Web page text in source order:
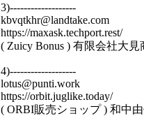
3)-------------------
kbvqtkhr@landtake.com
https://maxask.techport.rest/
( Zuicy Bonus ) 有限会社大
4)-------------------
lotus@punti.work
https://orbit.juglike.today/
( ORBI販売ショップ ) 和中